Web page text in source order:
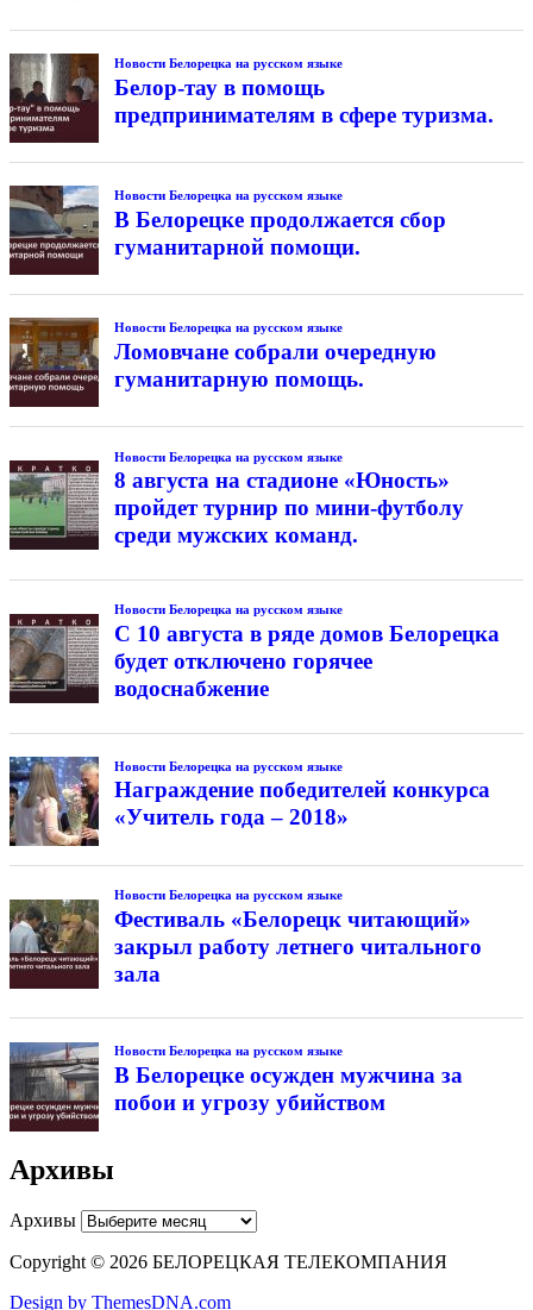
Новости Белорецка на русском языке
Белор-тау в помощь
предпринимателям в сфере туризма.
Новости Белорецка на русском языке
В Белорецке продолжается сбор
гуманитарной помощи.
Новости Белорецка на русском языке
Ломовчане собрали очередную
гуманитарную помощь.
Новости Белорецка на русском языке
8 августа на стадионе «Юность»
пройдет турнир по мини-футболу
среди мужских команд.
Новости Белорецка на русском языке
С 10 августа в ряде домов Белорецка
будет отключено горячее
водоснабжение
Новости Белорецка на русском языке
Награждение победителей конкурса
«Учитель года – 2018»
Новости Белорецка на русском языке
Фестиваль «Белорецк читающий»
закрыл работу летнего читального
зала
Новости Белорецка на русском языке
В Белорецке осужден мужчина за
побои и угрозу убийством
Архивы
Архивы
Copyright © 2026 БЕЛОРЕЦКАЯ ТЕЛЕКОМПАНИЯ
Design by ThemesDNA.com